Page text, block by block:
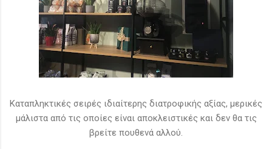
Καταπληκτικές σειρές ιδιαίτερης διατροφικής αξίας, μερικές
μάλιστα από τις οποίες είναι αποκλειστικές και δεν θα τις
βρείτε πουθενά αλλού.